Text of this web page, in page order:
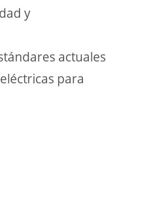
y
actuales
para